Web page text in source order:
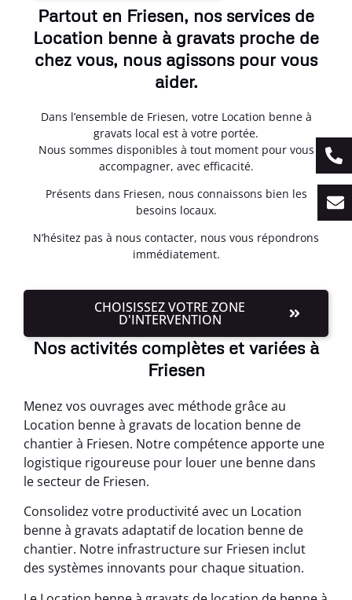
Partout en Friesen, nos services de
Location benne à gravats proche de
chez vous, nous agissons pour vous
aider.
Dans l’ensemble de Friesen, votre Location benne à
gravats local est à votre portée.
Nous sommes disponibles à tout moment pour vous
accompagner, avec efficacité.
Présents dans Friesen, nous connaissons bien les
besoins locaux.
N’hésitez pas à nous contacter, nous vous répondrons
immédiatement.
CHOISISSEZ VOTRE ZONE
D'INTERVENTION
Nos activités complètes et variées à
Friesen
Menez vos ouvrages avec méthode grâce au
Location benne à gravats de location benne de
chantier à Friesen. Notre compétence apporte une
logistique rigoureuse pour louer une benne dans
le secteur de Friesen.
Consolidez votre productivité avec un Location
benne à gravats adaptatif de location benne de
chantier. Notre infrastructure sur Friesen inclut
des systèmes innovants pour chaque situation.